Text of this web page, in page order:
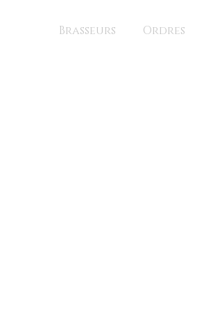
Brasseurs Ordres